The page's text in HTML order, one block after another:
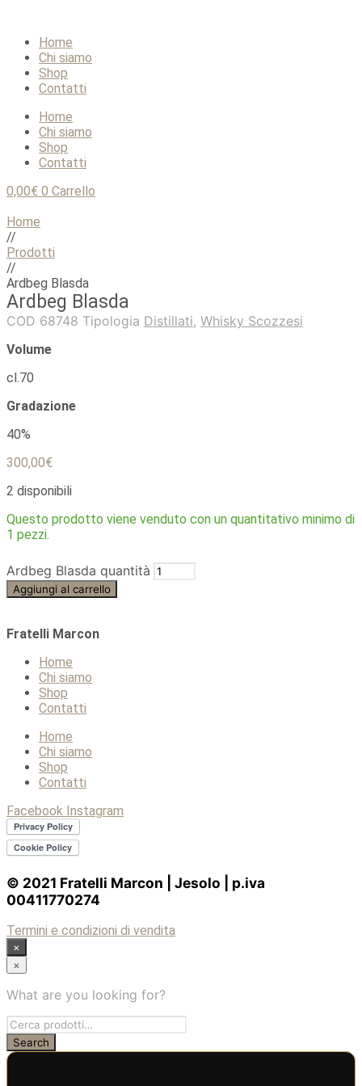
Home
Chi siamo
Shop
Contatti
Home
Chi siamo
Shop
Contatti
0,00€ 0 Carrello
Home
//
Prodotti
//
Ardbeg Blasda
Ardbeg Blasda
COD 68748 Tipologia Distillati, Whisky Scozzesi
Volume
cl.70
Gradazione
40%
300,00€
2 disponibili
Questo prodotto viene venduto con un quantitativo minimo di
1 pezzi.
Ardbeg Blasda quantità
Aggiungi al carrello
Fratelli Marcon
Home
Chi siamo
Shop
Contatti
Home
Chi siamo
Shop
Contatti
Facebook Instagram
© 2021 Fratelli Marcon | Jesolo | p.iva
00411770274
Termini e condizioni di vendita
×
×
What are you looking for?